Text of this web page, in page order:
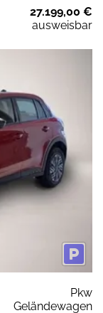
27.199,00 €
ausweisbar
Pkw
Geländewagen